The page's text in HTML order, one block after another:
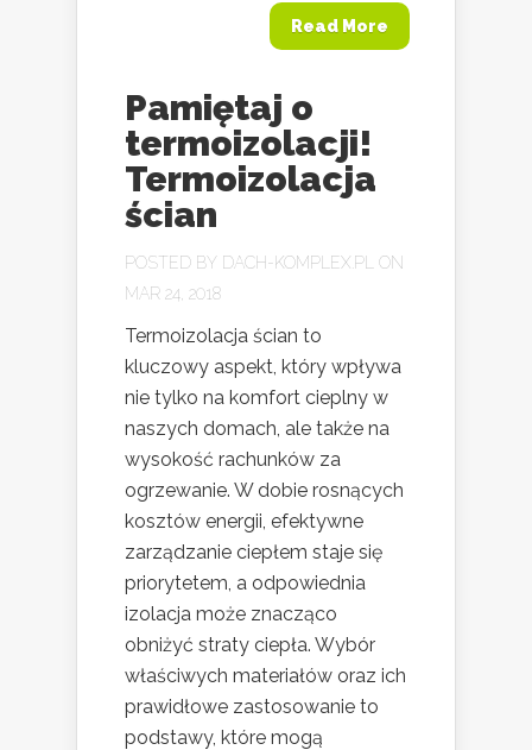
Read More
Pamiętaj o
termoizolacji!
Termoizolacja
ścian
POSTED BY DACH-KOMPLEX.PL
ON
MAR 24, 2018
Termoizolacja ścian to
kluczowy aspekt, który wpływa
nie tylko na komfort cieplny w
naszych domach, ale także na
wysokość rachunków za
ogrzewanie. W dobie rosnących
kosztów energii, efektywne
zarządzanie ciepłem staje się
priorytetem, a odpowiednia
izolacja może znacząco
obniżyć straty ciepła. Wybór
właściwych materiałów oraz ich
prawidłowe zastosowanie to
podstawy, które mogą